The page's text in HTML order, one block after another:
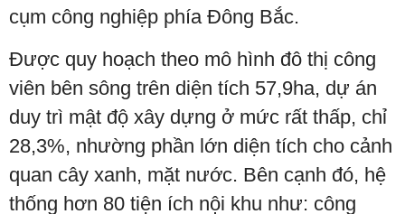
cụm công nghiệp phía Đông Bắc.
Được quy hoạch theo mô hình đô thị công
viên bên sông trên diện tích 57,9ha, dự án
duy trì mật độ xây dựng ở mức rất thấp, chỉ
28,3%, nhường phần lớn diện tích cho cảnh
quan cây xanh, mặt nước. Bên cạnh đó, hệ
thống hơn 80 tiện ích nội khu như: công